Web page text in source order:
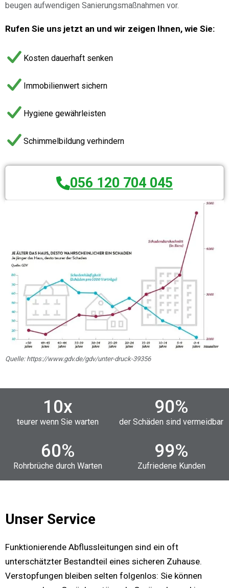
Quelle: https://www.gdv.de/gdv/unter-druck-39356
beugen aufwendigen Sanierungsmaßnahmen vor.
Rufen Sie uns jetzt an und wir zeigen Ihnen, wie Sie:
Kosten dauerhaft senken
Immobilienwert sichern
Hygiene gewährleisten
Schimmelbildung verhindern
056 120 704 045
10x
teurer wenn Sie warten
90%
der Schäden sind vermeidbar
60%
Rohrbrüche durch Warten
99%
Zufriedene Kunden
Unser Service
Funktionierende Abflussleitungen sind ein oft
unterschätzter Bestandteil eines sicheren Zuhause.
Verstopfungen bleiben selten folgenlos: Sie können